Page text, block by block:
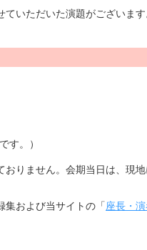
いただいた演題がございます
す。）
りません。会期当日は、現
集および当サイトの「座長・